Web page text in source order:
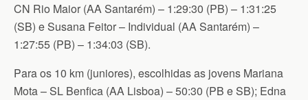
CN Rio Maior (AA Santarém) – 1:29:30 (PB) – 1:31:25
(SB) e Susana Feitor – Individual (AA Santarém) –
1:27:55 (PB) – 1:34:03 (SB).
Para os 10 km (juniores), escolhidas as jovens Mariana
Mota – SL Benfica (AA Lisboa) – 50:30 (PB e SB); Edna